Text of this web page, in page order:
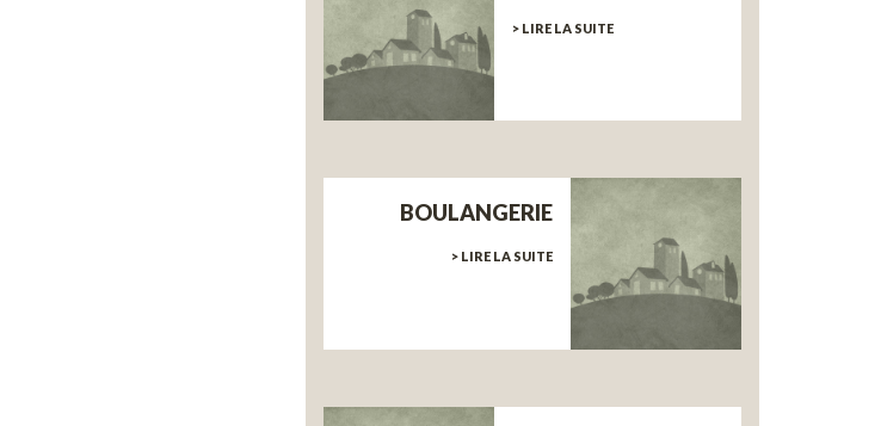
> LIRE LA SUITE
BOULANGERIE
> LIRE LA SUITE